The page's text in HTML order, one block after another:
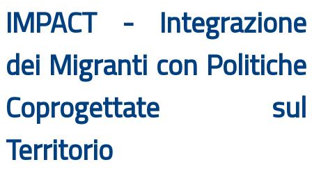
Documenti
Bandi
Guide
IMPACT - Integrazione
dei Migranti con Politiche
Coprogettate sul
Territorio